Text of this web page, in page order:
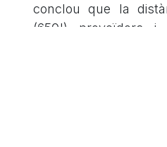
conclou que la
(650!) proveïdors i